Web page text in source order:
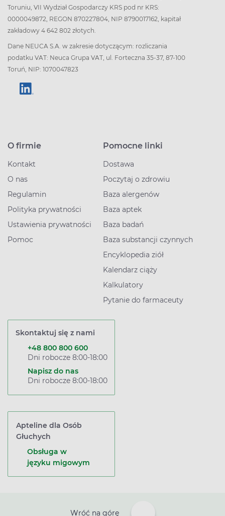
Toruniu, VII Wydział Gospodarczy KRS pod nr KRS:
0000049872, REGON 870227804, NIP 8790017162, kapitał
zakładowy 4 642 802 złotych.
Dane NEUCA S.A. w zakresie dotyczącym: rozliczania
podatku VAT: Neuca Grupa VAT, ul. Forteczna 35-37, 87-100
Toruń, NIP: 1070047823
O firmie
Kontakt
O nas
Regulamin
Polityka prywatności
Ustawienia prywatności
Pomoc
Pomocne linki
Dostawa
Poczytaj o zdrowiu
Baza alergenów
Baza aptek
Baza badań
Baza substancji czynnych
Encyklopedia ziół
Kalendarz ciąży
Kalkulatory
Pytanie do farmaceuty
Skontaktuj się z nami
+48 800 800 600
Dni robocze 8:00-18:00
Napisz do nas
Dni robocze 8:00-18:00
Apteline dla Osób
Głuchych
Obsługa w
języku migowym
Wróć na górę